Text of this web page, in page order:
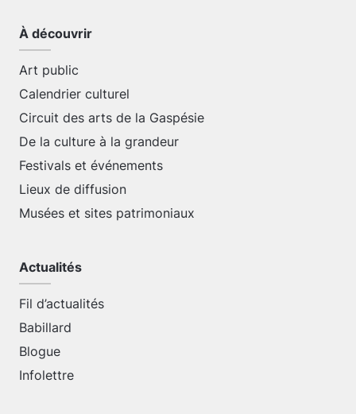
À découvrir
Art public
Calendrier culturel
Circuit des arts de la Gaspésie
De la culture à la grandeur
Festivals et événements
Lieux de diffusion
Musées et sites patrimoniaux
Actualités
Fil d’actualités
Babillard
Blogue
Infolettre